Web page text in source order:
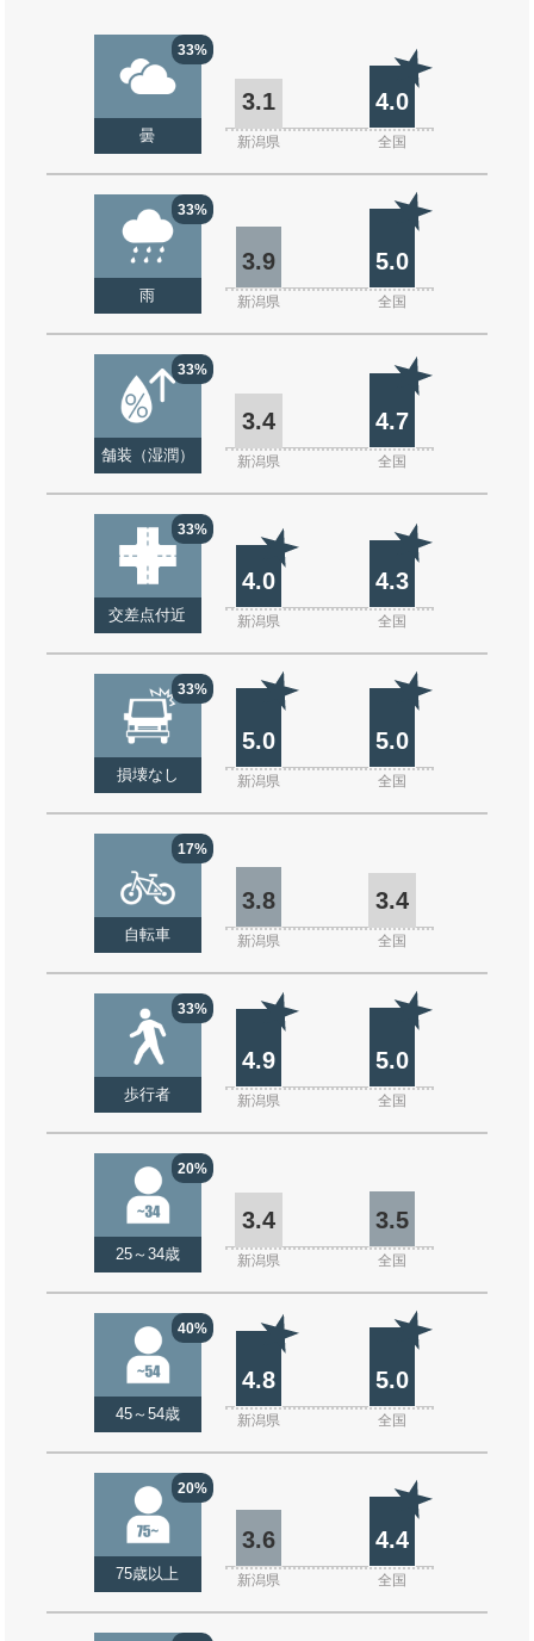
33%
曇
3.1 4.0
新潟県 全国
33%
雨
3.9 5.0
新潟県 全国
33%
舗装（湿潤）
3.4 4.7
新潟県 全国
33%
交差点付近
4.0 4.3
新潟県 全国
33%
損壊なし
5.0 5.0
新潟県 全国
17%
自転車
3.8 3.4
新潟県 全国
33%
歩行者
4.9 5.0
新潟県 全国
20%
25～34歳
3.4 3.5
新潟県 全国
40%
45～54歳
4.8 5.0
新潟県 全国
20%
75歳以上
3.6 4.4
新潟県 全国